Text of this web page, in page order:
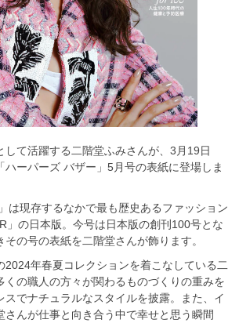
して活躍する二階堂ふみさんが、3月19日
ハーパーズ バザー」5月号の表紙に登場しま
は現存するなかで最も歴史あるファッション
」の日本版。今号は日本版の創刊100号とな
の号の表紙を二階堂さんが飾ります。
2024年春夏コレクションを着こなしている二
くの職人の方々が関わるものづくりの重みを
スでナチュラルなスタイルを披露。また、イ
さんが仕事と向き合う中で幸せと思う瞬間